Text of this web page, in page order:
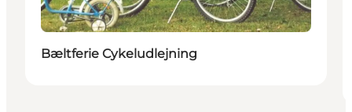
Bæltferie Cykeludlejning